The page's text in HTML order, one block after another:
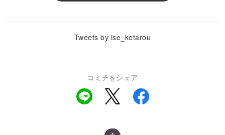
Tweets by ise_kotarou
コミチをシェア